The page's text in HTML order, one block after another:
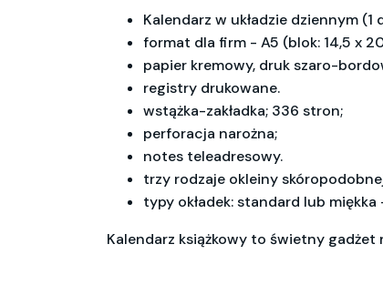
Kalendarz w układzie dziennym (1
format dla firm - A5 (blok: 14,5 x
papier kremowy, druk szaro-
registry drukowane.
wstążka-zakładka; 336 stron;
perforacja narożna;
notes teleadresowy.
trzy rodzaje okleiny
typy okładek: standard lub
Kalendarz książkowy to świetny